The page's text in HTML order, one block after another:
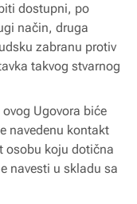
dostupni, po
način, druga
zabranu protiv
takvog stvarnog
Ugovora biće
navedenu kontakt
osobu koju dotična
navesti u skladu sa